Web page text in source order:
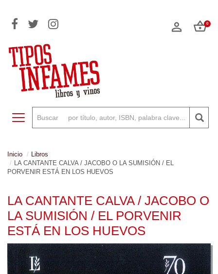
0
Toggle navigation
Inicio
Libros
LA CANTANTE CALVA / JACOBO O LA SUMISIÓN / EL
PORVENIR ESTÁ EN LOS HUEVOS
LA CANTANTE CALVA / JACOBO O
LA SUMISIÓN / EL PORVENIR
ESTÁ EN LOS HUEVOS